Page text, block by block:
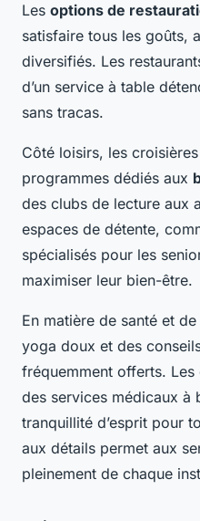
Les options de
satisfaire tous les goûts,
diversifiés. Les
d’un service à table
sans tracas.
Côté loisirs, les
programmes dédiés aux
des clubs de lecture aux
espaces de détente,
spécialisés pour les
maximiser leur bien-être.
En matière de santé et de
yoga doux et des
fréquemment offerts.
des services médicaux à
tranquillité d’esprit pour
aux détails permet aux
pleinement de chaque